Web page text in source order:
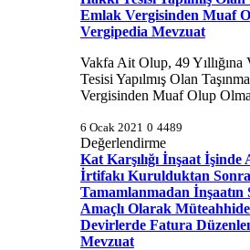
Emlak Vergisinden Muaf
Vergipedia Mevzuat
Vakfa Ait Olup, 49 Yıllığına
Tesisi Yapılmış Olan
Vergisinden Muaf Olup
6 Ocak 2021 0 4489
Değerlendirme
Kat Karşılığı İnşaat
İrtifakı Kurulduktan
Tamamlanmadan İnşaatın
Amaçlı Olarak
Devirlerde Fatura
Mevzuat